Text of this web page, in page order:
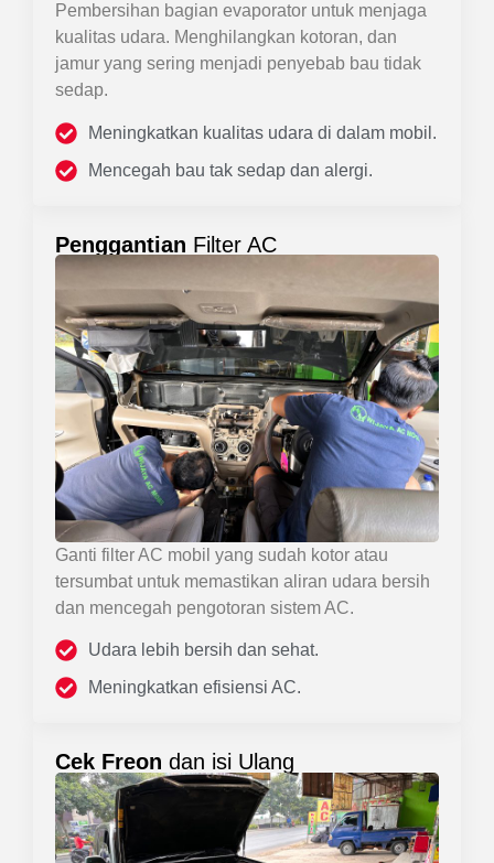
Pembersihan bagian evaporator untuk menjaga
kualitas udara. Menghilangkan kotoran, dan
jamur yang sering menjadi penyebab bau tidak
sedap.
Meningkatkan kualitas udara di dalam mobil.
Mencegah bau tak sedap dan alergi.
Penggantian Filter AC
Ganti filter AC mobil yang sudah kotor atau
tersumbat untuk memastikan aliran udara bersih
dan mencegah pengotoran sistem AC.
Udara lebih bersih dan sehat.
Meningkatkan efisiensi AC.
Cek Freon dan isi Ulang